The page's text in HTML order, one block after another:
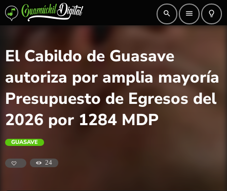
search menu lightbulb_outline
El Cabildo de Guasave
autoriza por amplia mayoría
Presupuesto de Egresos del
2026 por 1284 MDP
GUASAVE
24